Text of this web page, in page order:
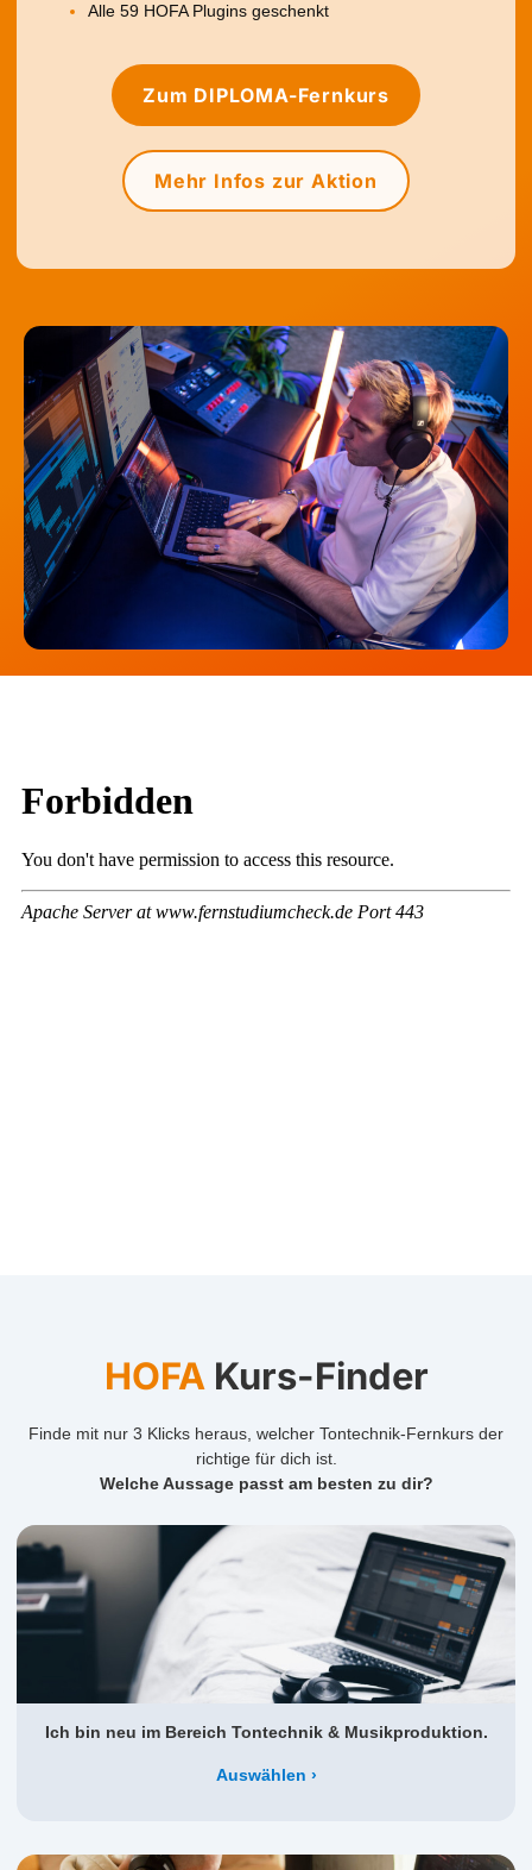
Alle 59 HOFA Plugins geschenkt
Zum DIPLOMA-Fernkurs
Mehr Infos zur Aktion
HOFA Kurs-Finder
Finde mit nur 3 Klicks heraus, welcher Tontechnik-Fernkurs der
richtige für dich ist.
Welche Aussage passt am besten zu dir?
Ich bin neu im Bereich Tontechnik & Musikproduktion.
Auswählen